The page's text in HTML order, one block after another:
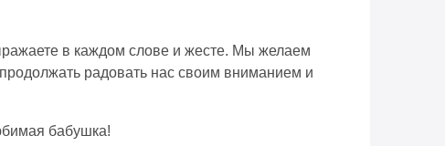
в каждом слове и жесте. Мы желаем
радовать нас своим вниманием и
бабушка!